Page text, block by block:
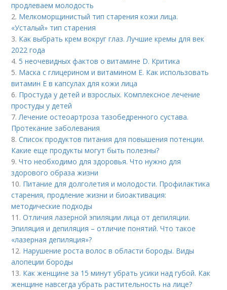
продлеваем молодость
2. Мелкоморщинистый тип старения кожи лица.
«Усталый» тип старения
3. Как выбрать крем вокруг глаз. Лучшие кремы для век
2022 года
4. 5 неочевидных фактов о витамине D. Критика
5. Маска с глицерином и витамином Е. Как использовать
витамин E в капсулах для кожи лица
6. Простуда у детей и взрослых. Комплексное лечение
простуды у детей
7.Лечение остеоартроза тазобедренного сустава.
Протекание заболевания
8.Список продуктов питания для повышения потенции.
Какие еще продукты могут быть полезны?
9.Что необходимо для здоровья. Что нужно для
здорового образа жизни
10. Питание для долголетия и молодости. Профилактика
старения, продление жизни и биоактивация:
методические подходы
11.Отличия лазерной эпиляции лица от депиляции.
Эпиляция и депиляция – отличие понятий. Что такое
«лазерная депиляция»?
12. Нарушение роста волос в области бороды. Виды
алопеции бороды
13. Как женщине за 15 минут убрать усики над губой. Как
женщине навсегда убрать растительность на лице?